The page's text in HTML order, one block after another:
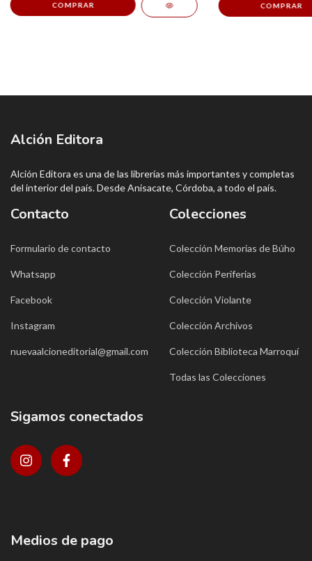
Alción Editora
Alción Editora es una de las librerías más importantes y completas
del interior del país. Desde Anisacate, Córdoba, a todo el país.
Contacto
Formulario de contacto
Whatsapp
Facebook
Instagram
nuevaalcioneditorial@gmail.com
Colecciones
Colección Memorias de Búho
Colección Periferias
Colección Violante
Colección Archivos
Colección Biblioteca Marroquí
Todas las Colecciones
Sigamos conectados
Medios de pago